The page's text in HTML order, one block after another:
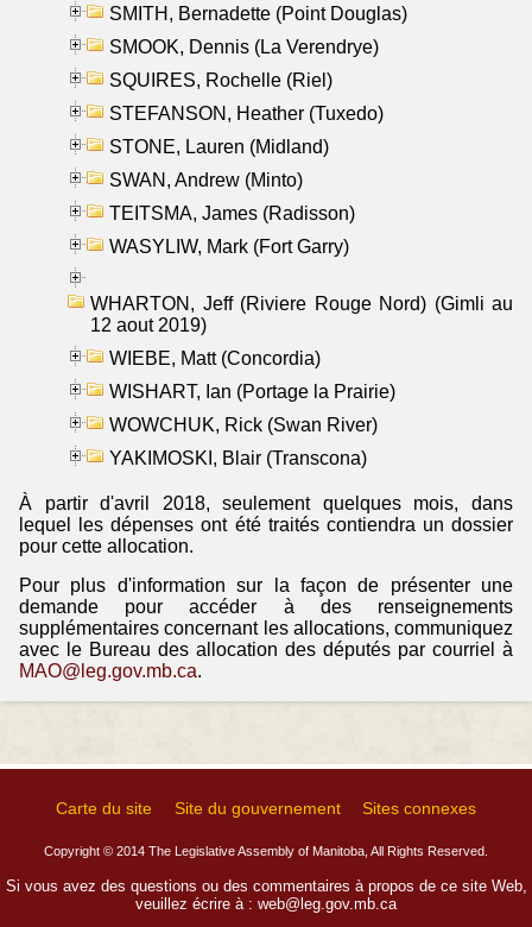
SMITH, Bernadette (Point Douglas)
SMOOK, Dennis (La Verendrye)
SQUIRES, Rochelle (Riel)
STEFANSON, Heather (Tuxedo)
STONE, Lauren (Midland)
SWAN, Andrew (Minto)
TEITSMA, James (Radisson)
WASYLIW, Mark (Fort Garry)
WHARTON, Jeff (Riviere Rouge Nord) (Gimli au
12 aout 2019)
WIEBE, Matt (Concordia)
WISHART, Ian (Portage la Prairie)
WOWCHUK, Rick (Swan River)
YAKIMOSKI, Blair (Transcona)
À partir d'avril 2018, seulement quelques mois, dans
lequel les dépenses ont été traités contiendra un dossier
pour cette allocation.
Pour plus d'information sur la façon de présenter une
demande pour accéder à des renseignements
supplémentaires concernant les allocations, communiquez
avec le Bureau des allocation des députés par courriel à
MAO@leg.gov.mb.ca.
Carte du site Site du gouvernement Sites connexes
Copyright © 2014 The Legislative Assembly of Manitoba, All Rights Reserved.
Si vous avez des questions ou des commentaires à propos de ce site Web,
veuillez écrire à : web@leg.gov.mb.ca